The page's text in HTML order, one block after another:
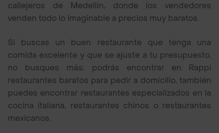
callejeros de Medellín, donde los vendedores
venden todo lo imaginable a precios muy baratos.
Si buscas un buen restaurante que tenga una
comida excelente y que se ajuste a tu presupuesto,
no busques más; podrás encontrar en Rappi
restaurantes baratos para pedir a domicilio, también
puedes encontrar restaurantes especializados en la
cocina italiana, restaurantes chinos o restaurantes
mexicanos.